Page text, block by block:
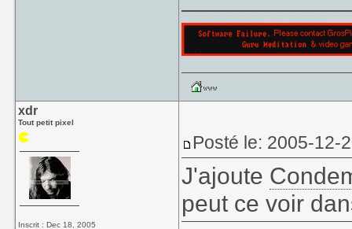
xdr
Tout petit pixel
Inscrit : Dec 18, 2005
Posté le: 2005-12-
J'ajoute
peut ce voir